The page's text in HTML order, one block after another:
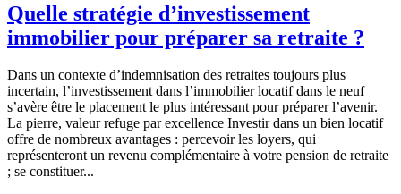
Quelle stratégie d’investissement
immobilier pour préparer sa retraite ?
Dans un contexte d’indemnisation des retraites toujours plus
incertain, l’investissement dans l’immobilier locatif dans le neuf
s’avère être le placement le plus intéressant pour préparer l’avenir.
La pierre, valeur refuge par excellence Investir dans un bien locatif
offre de nombreux avantages : percevoir les loyers, qui
représenteront un revenu complémentaire à votre pension de retraite
; se constituer...